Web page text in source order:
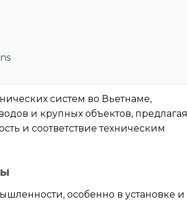
систем во Вьетнаме,
и крупных объектов, предлагая
и соответствие техническим
особенно в установке и